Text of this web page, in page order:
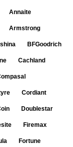
Annaite
Armstrong
BFGoodrich
Cachland
Cordiant
Doublestar
Firemax
Fortune